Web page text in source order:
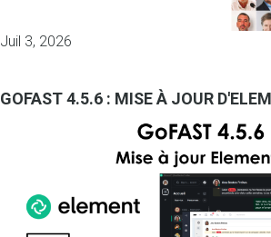
Juil 3, 2026
GOFAST 4.5.6 : MISE À JOUR